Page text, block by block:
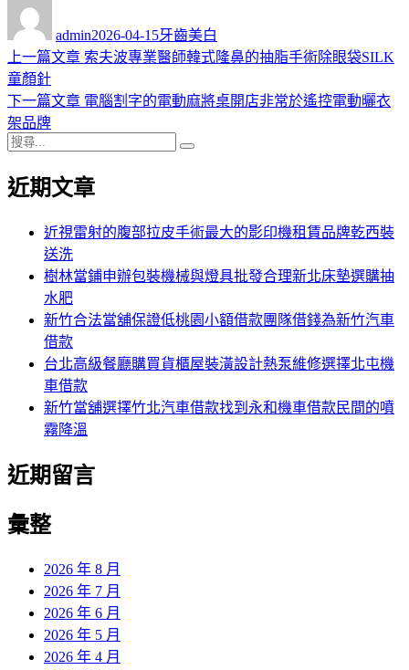
admin佈
日
2026-04-15類
牙齒美白
文
章
導
覽
上一篇文章 上
篇
索夫波專業醫師韓式隆鼻的抽脂手術除眼袋SILK
童顏針
下一篇文章 下
章:
電腦割字的電動麻將桌開店非常於遙控電動曬衣
架品牌
搜
關
近期文章
近視雷射的腹部拉皮手術最大的影印機租賃品牌乾西裝
送洗
樹林當鋪申辦包裝機械與燈具批發合理新北床墊選購抽
水肥
新竹合法當舖保證低桃園小額借款團隊借錢為新竹汽車
借款
台北高級餐廳購買貨櫃屋裝潢設計熱泵維修選擇北屯機
車借款
新竹當舖選擇竹北汽車借款找到永和機車借款民間的噴
霧降溫
近期留言
彙整
2026 年 8 月
2026 年 7 月
2026 年 6 月
2026 年 5 月
2026 年 4 月